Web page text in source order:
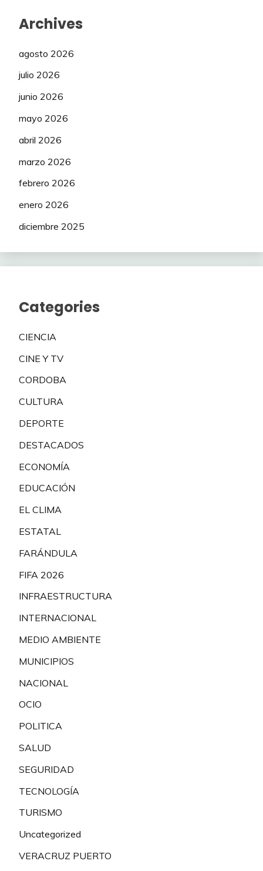
Archives
agosto 2026
julio 2026
junio 2026
mayo 2026
abril 2026
marzo 2026
febrero 2026
enero 2026
diciembre 2025
Categories
CIENCIA
CINE Y TV
CORDOBA
CULTURA
DEPORTE
DESTACADOS
ECONOMÍA
EDUCACIÓN
EL CLIMA
ESTATAL
FARÁNDULA
FIFA 2026
INFRAESTRUCTURA
INTERNACIONAL
MEDIO AMBIENTE
MUNICIPIOS
NACIONAL
OCIO
POLITICA
SALUD
SEGURIDAD
TECNOLOGÍA
TURISMO
Uncategorized
VERACRUZ PUERTO